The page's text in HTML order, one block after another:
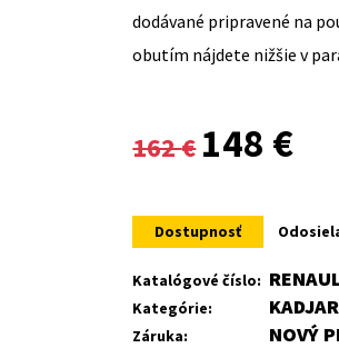
dodávané pripravené na
obutím nájdete nižšie v
162€
Original
was:
162 €.
148 €
is:
148
Dostupnosť
Katalógové číslo:
Kategórie: KADJAR
Záruka: NOVÝ